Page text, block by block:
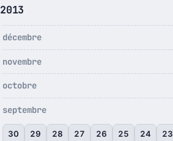
2013
décembre
novembre
octobre
septembre
30 29 28 27 26 25 24 23